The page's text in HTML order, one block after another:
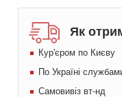
Як
Кур'єром по Києву
По Україні
Самовивіз вт-нд